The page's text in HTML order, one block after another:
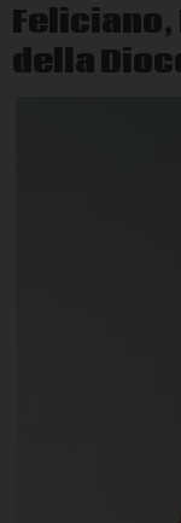
Feliciano,
della